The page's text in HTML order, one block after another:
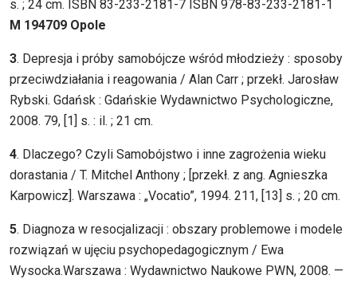
s. ; 24 cm. ISBN 83-233-2181-7 ISBN 978-83-233-2181-1
M 194709 Opole
3. Depresja i próby samobójcze wśród młodzieży : sposoby
przeciwdziałania i reagowania / Alan Carr ; przekł. Jarosław
Rybski. Gdańsk : Gdańskie Wydawnictwo Psychologiczne,
2008. 79, [1] s. : il. ; 21 cm.
4. Dlaczego? Czyli Samobójstwo i inne zagrożenia wieku
dorastania / T. Mitchel Anthony ; [przekł. z ang. Agnieszka
Karpowicz]. Warszawa : „Vocatio”, 1994. 211, [13] s. ; 20 cm.
5. Diagnoza w resocjalizacji : obszary problemowe i modele
rozwiązań w ujęciu psychopedagogicznym / Ewa
Wysocka.Warszawa : Wydawnictwo Naukowe PWN, 2008. —